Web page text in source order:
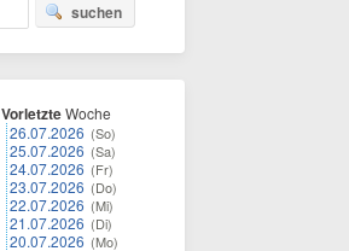
suchen
VorletzteWoche
26.07.2026 (So)
25.07.2026 (Sa)
24.07.2026 (Fr)
23.07.2026 (Do)
22.07.2026 (Mi)
21.07.2026 (Di)
20.07.2026 (Mo)